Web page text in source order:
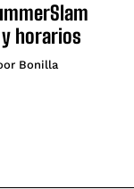
horarios
Bonilla